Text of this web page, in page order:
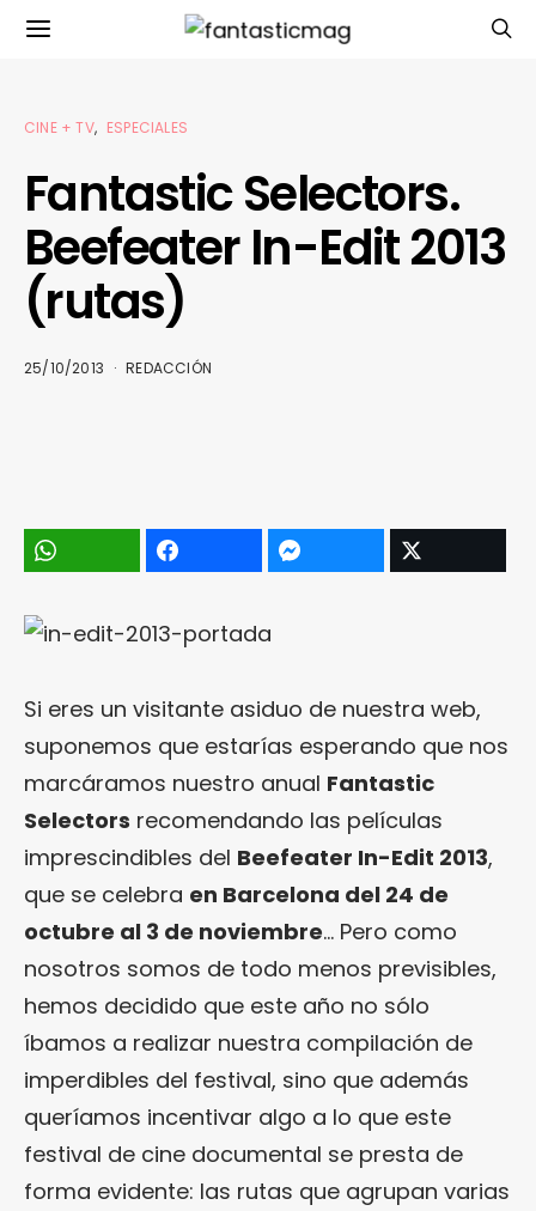
CINE + TV ESPECIALES
Fantastic Selectors.
Beefeater In-Edit 2013
(rutas)
25/10/2013 REDACCIÓN
Si eres un visitante asiduo de nuestra web,
suponemos que estarías esperando que nos
marcáramos nuestro anual Fantastic
Selectors recomendando las películas
imprescindibles del Beefeater In-Edit 2013,
que se celebra en Barcelona del 24 de
octubre al 3 de noviembre… Pero como
nosotros somos de todo menos previsibles,
hemos decidido que este año no sólo
íbamos a realizar nuestra compilación de
imperdibles del festival, sino que además
queríamos incentivar algo a lo que este
festival de cine documental se presta de
forma evidente: las rutas que agrupan varias